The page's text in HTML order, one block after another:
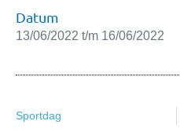
Datum
13/06/2022 t/m 16/06/2022
Sportdag